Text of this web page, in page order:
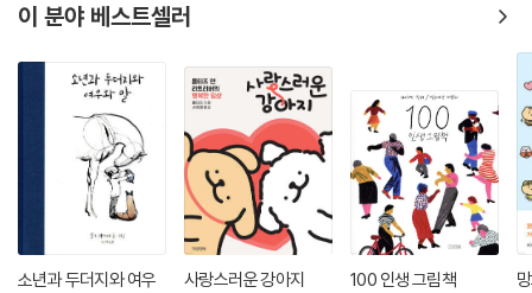
이 분야 베스트셀러
소년과 두더지와 여우
사랑스러운 강아지 100 인생 그림책